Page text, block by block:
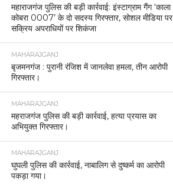
महाराजगंज पुलिस की बड़ी कार्रवाई: इंस्टाग्राम गैंग ‘काला
कोबरा 0007’ के दो सदस्य गिरफ्तार, सोशल मीडिया पर
सक्रिय अपराधियों पर शिकंजा
MAHARAJGANJ
बृजमनगंज : पुरानी रंजिश में जानलेवा हमला, तीन आरोपी
गिरफ्तार।
MAHARAJGANJ
महराजगंज पुलिस की बड़ी कार्रवाई, हत्या प्रयास का
अभियुक्त गिरफ्तार।
MAHARAJGANJ
घुघली पुलिस की कार्रवाई, नाबालिग से दुष्कर्म का आरोपी
पकड़ा गया।